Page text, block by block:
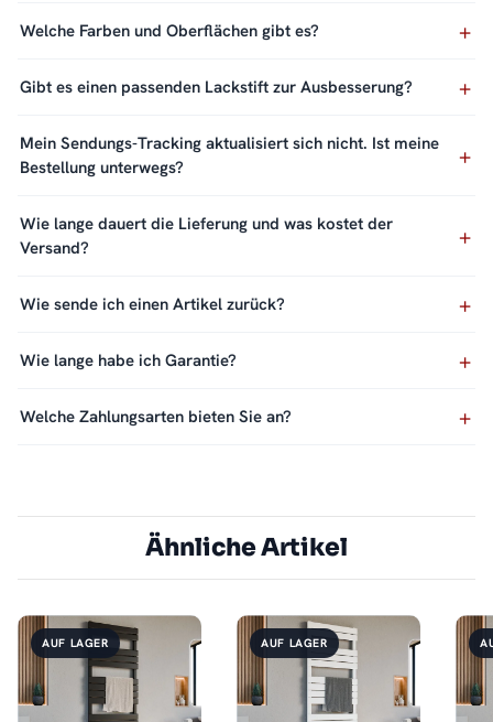
Welche Farben und Oberflächen gibt es?
Gibt es einen passenden Lackstift zur Ausbesserung?
Mein Sendungs-Tracking aktualisiert sich nicht. Ist meine
Bestellung unterwegs?
Wie lange dauert die Lieferung und was kostet der
Versand?
Wie sende ich einen Artikel zurück?
Wie lange habe ich Garantie?
Welche Zahlungsarten bieten Sie an?
Ähnliche Artikel
AUF LAGER AUF LAGER